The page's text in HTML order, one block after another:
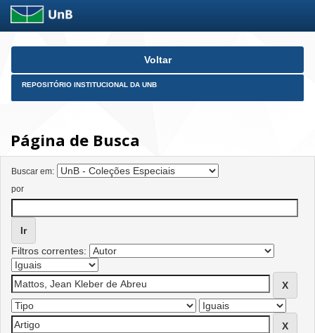
Skip
Voltar
REPOSITÓRIO INSTITUCIONAL DA UNB
Página de Busca
Buscar em:
por
Filtros correntes: